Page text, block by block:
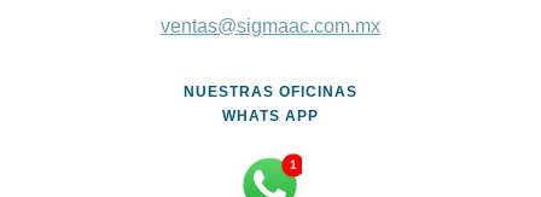
ventas@sigmaac.com.mx
NUESTRAS OFICINAS
WHATS APP